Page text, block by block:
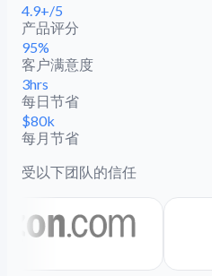
4.9+/5
产品评分
95%
客户满意度
3hrs
每日节省
$80k
每月节省
受以下团队的信任